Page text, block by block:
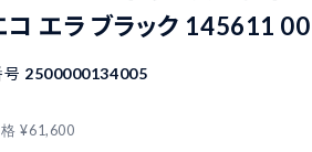
コ エラ ブラック 145611
号 2500000134005
¥61,600